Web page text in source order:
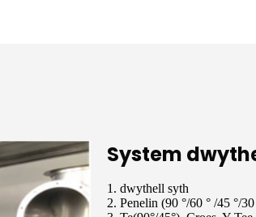
System
1. dwythell syth
2. Penelin (90 °/60 ° /45 ​​°/30